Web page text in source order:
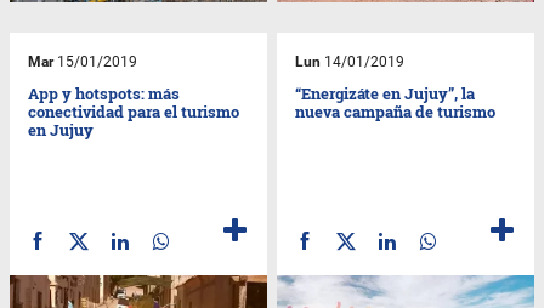
Mar15/01/2019
App y hotspots: más
conectividad para el turismo
en Jujuy
Lun 14/01/2019
“Energizáte en Jujuy”, la
nueva campaña de turismo